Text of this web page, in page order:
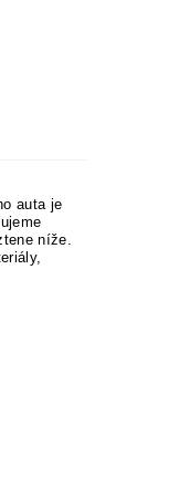
auta je
níže.